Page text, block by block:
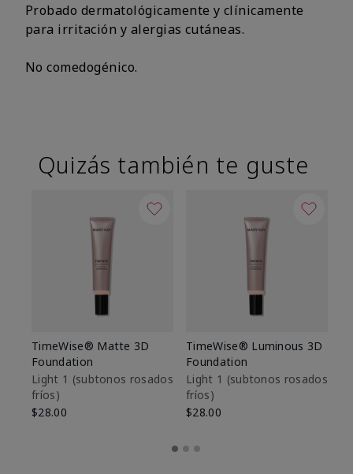
Probado dermatológicamente y clínicamente
para irritación y alergias cutáneas.
No comedogénico.
Quizás también te guste
TimeWise® Matte 3D
Foundation
Light 1​ (subtonos rosados
fríos)
$28.00
TimeWise® Luminous 3D
Foundation
Light 1​ (subtonos rosados
fríos)
$28.00